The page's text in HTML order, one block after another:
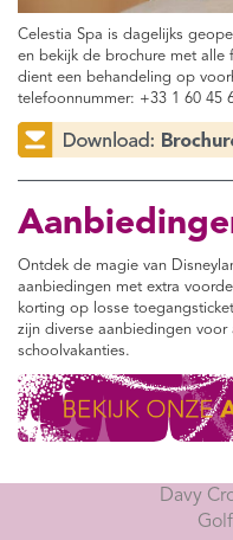
Celestia Spa is dagelijks
en bekijk de brochure met alle
dient een behandeling op
telefoonnummer: +33 1 60 45
Ontdek de magie van
aanbiedingen met extra
korting op losse
zijn diverse aanbiedingen
schoolvakanties.
Davy